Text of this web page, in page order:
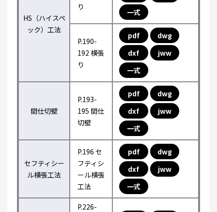
HS（ハイスペ
ック）工法
り
一式
P.190-
192 横張
り
pdf
dwg
dxf
jww
一式
間仕切壁
P.193-
195 間仕
切壁
pdf
dwg
dxf
jww
一式
セフティシー
ル横張工法
P.196 セ
フティシ
ール横張
工法
pdf
dwg
dxf
jww
一式
P.226-